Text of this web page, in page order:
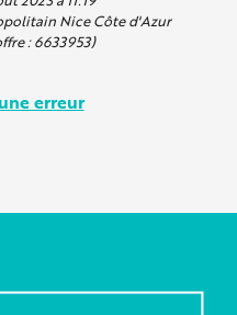
Nice Côte d'Azur
:6633953)
erreur